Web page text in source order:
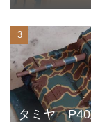
タミヤ